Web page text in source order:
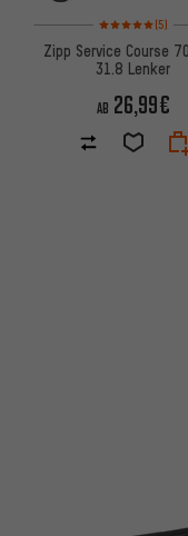
Bewertungen:
(5)
Zipp Service Course
31.8 Lenker
AB 26,99€